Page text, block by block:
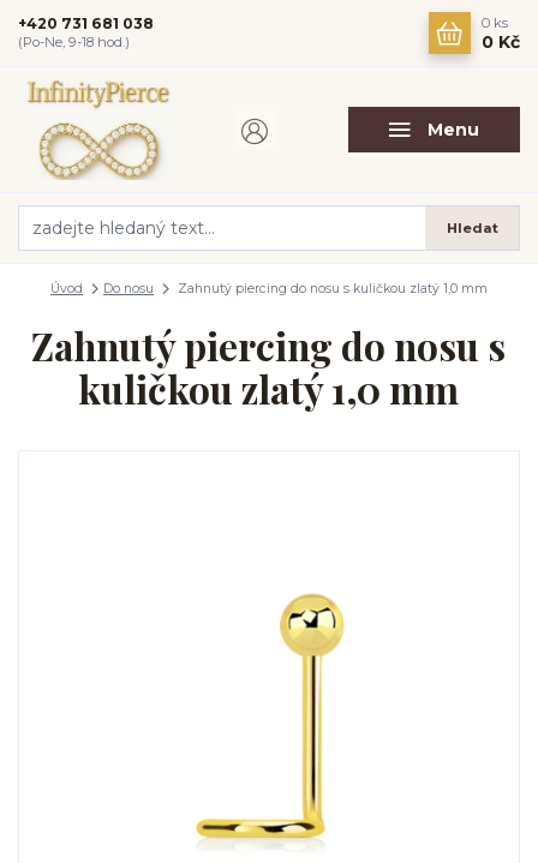
Menu
Hledat
+420 731 681 038
(Po-Ne, 9-18 hod.)
0 ks
0 Kč
Úvod Do nosu Zahnutý piercing do nosu s kuličkou zlatý 1,0 mm
Zahnutý piercing do nosu s
kuličkou zlatý 1,0 mm